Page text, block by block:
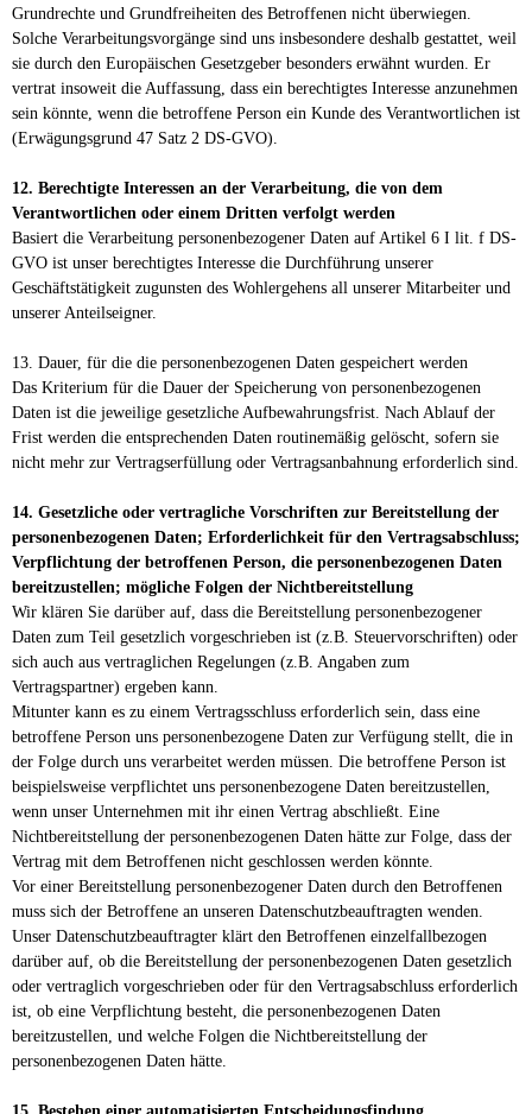
Grundrechte und Grundfreiheiten des Betroffenen nicht überwiegen.
Solche Verarbeitungsvorgänge sind uns insbesondere deshalb gestattet, weil
sie durch den Europäischen Gesetzgeber besonders erwähnt wurden. Er
vertrat insoweit die Auffassung, dass ein berechtigtes Interesse anzunehmen
sein könnte, wenn die betroffene Person ein Kunde des Verantwortlichen ist
(Erwägungsgrund 47 Satz 2 DS-GVO).
12. Berechtigte Interessen an der Verarbeitung, die von dem
Verantwortlichen oder einem Dritten verfolgt werden
Basiert die Verarbeitung personenbezogener Daten auf Artikel 6 I lit. f DS-
GVO ist unser berechtigtes Interesse die Durchführung unserer
Geschäftstätigkeit zugunsten des Wohlergehens all unserer Mitarbeiter und
unserer Anteilseigner.
13. Dauer, für die die personenbezogenen Daten gespeichert werden
Das Kriterium für die Dauer der Speicherung von personenbezogenen
Daten ist die jeweilige gesetzliche Aufbewahrungsfrist. Nach Ablauf der
Frist werden die entsprechenden Daten routinemäßig gelöscht, sofern sie
nicht mehr zur Vertragserfüllung oder Vertragsanbahnung erforderlich sind.
14. Gesetzliche oder vertragliche Vorschriften zur Bereitstellung der
personenbezogenen Daten; Erforderlichkeit für den Vertragsabschluss;
Verpflichtung der betroffenen Person, die personenbezogenen Daten
bereitzustellen; mögliche Folgen der Nichtbereitstellung
Wir klären Sie darüber auf, dass die Bereitstellung personenbezogener
Daten zum Teil gesetzlich vorgeschrieben ist (z.B. Steuervorschriften) oder
sich auch aus vertraglichen Regelungen (z.B. Angaben zum
Vertragspartner) ergeben kann.
Mitunter kann es zu einem Vertragsschluss erforderlich sein, dass eine
betroffene Person uns personenbezogene Daten zur Verfügung stellt, die in
der Folge durch uns verarbeitet werden müssen. Die betroffene Person ist
beispielsweise verpflichtet uns personenbezogene Daten bereitzustellen,
wenn unser Unternehmen mit ihr einen Vertrag abschließt. Eine
Nichtbereitstellung der personenbezogenen Daten hätte zur Folge, dass der
Vertrag mit dem Betroffenen nicht geschlossen werden könnte.
Vor einer Bereitstellung personenbezogener Daten durch den Betroffenen
muss sich der Betroffene an unseren Datenschutzbeauftragten wenden.
Unser Datenschutzbeauftragter klärt den Betroffenen einzelfallbezogen
darüber auf, ob die Bereitstellung der personenbezogenen Daten gesetzlich
oder vertraglich vorgeschrieben oder für den Vertragsabschluss erforderlich
ist, ob eine Verpflichtung besteht, die personenbezogenen Daten
bereitzustellen, und welche Folgen die Nichtbereitstellung der
personenbezogenen Daten hätte.